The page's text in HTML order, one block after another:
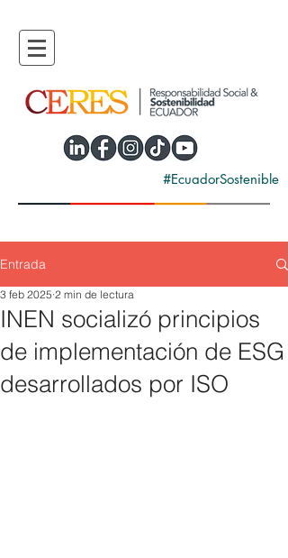
#EcuadorSostenible
Entrada
INEN socializó principios
de implementación de ESG
desarrollados por ISO
3 feb 2025 2 min de lectura